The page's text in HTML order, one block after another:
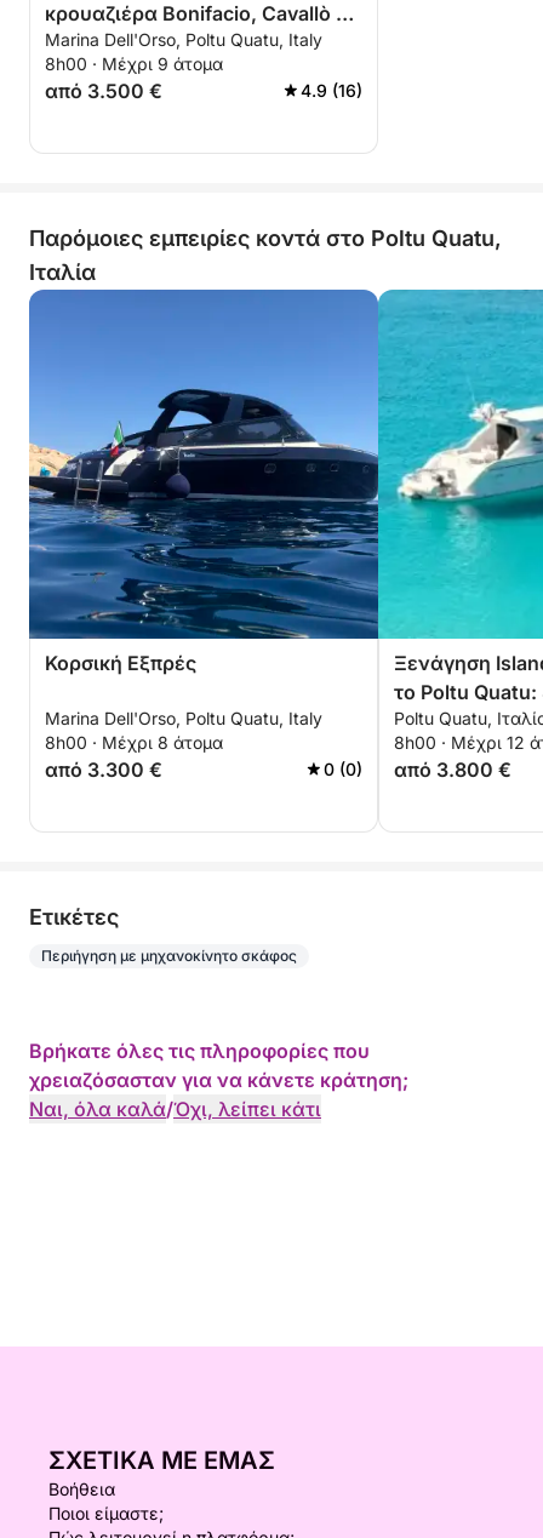
κρουαζιέρα Bonifacio, Cavallò &
Isola Piana
Marina Dell'Orso, Poltu Quatu, Italy
8h00 · Μέχρι 9 άτομα
από 3.500 € 4.9 (16)
Παρόμοιες εμπειρίες κοντά στο Poltu Quatu,
Ιταλία
Κορσική Εξπρές
Marina Dell'Orso, Poltu Quatu, Italy
8h00 · Μέχρι 8 άτομα
από 3.300 € 0 (0)
Ξενάγηση
το Poltu
North
Poltu Quatu,
8h00 · Μέχρι 12
από 3.800 €
Eτικέτες
Περιήγηση με μηχανοκίνητο σκάφος
Βρήκατε όλες τις πληροφορίες που
χρειαζόσασταν για να κάνετε κράτηση;
Ναι, όλα καλά/Όχι, λείπει κάτι
ΣΧΕΤΙΚΆ ΜΕ ΕΜΆΣ
Βοήθεια
Ποιοι είμαστε;